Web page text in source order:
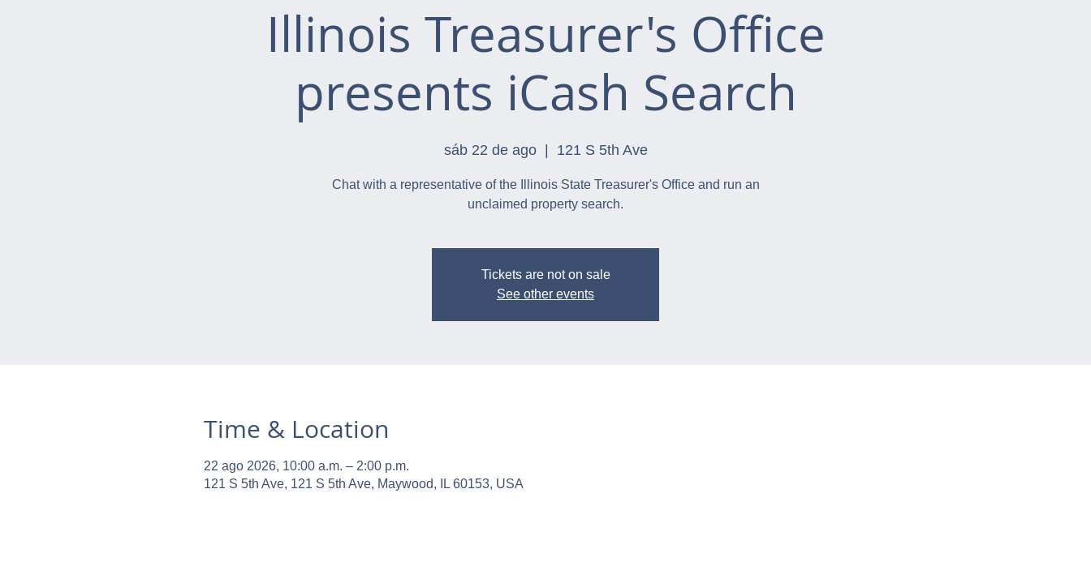
Illinois Treasurer's Office
presents iCash Search
sáb 22 de ago
  |
121 S 5th Ave
Chat with a representative of the Illinois State Treasurer's Office and run an
unclaimed property search.
Tickets are not on sale
See other events
Time & Location
22 ago 2026, 10:00 a.m. – 2:00 p.m.
121 S 5th Ave, 121 S 5th Ave, Maywood, IL 60153, USA